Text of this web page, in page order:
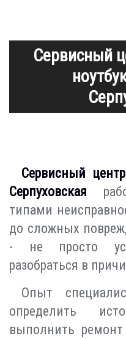
Сервисный
Сервисный
Серпуховская
типами
до сложных
- не просто
разобраться в
Опыт
определить
выполнить